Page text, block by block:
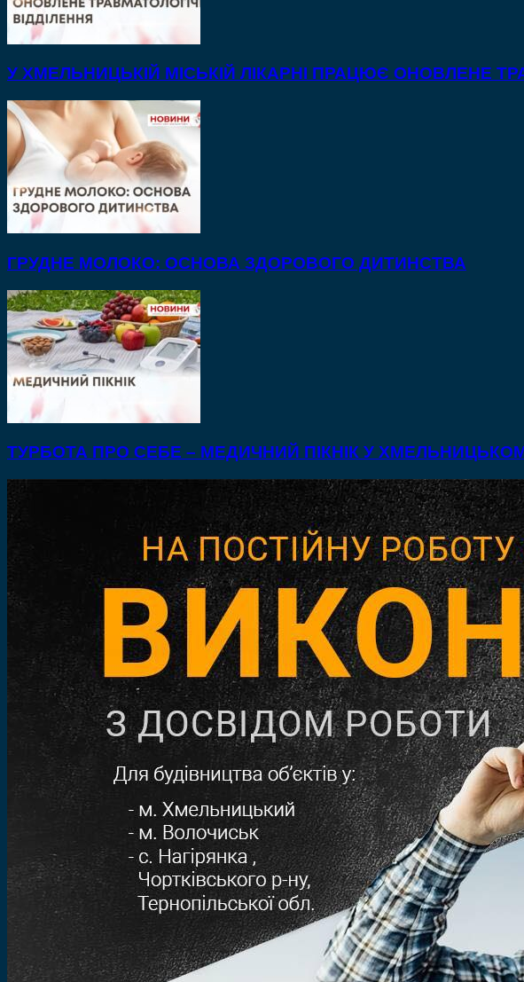
У ХМЕЛЬНИЦЬКІЙ МІСЬКІЙ ЛІКАРНІ ПРАЦЮЄ ОНОВЛЕНЕ
ГРУДНЕ МОЛОКО: ОСНОВА ЗДОРОВОГО ДИТИНСТВА
ТУРБОТА ПРО СЕБЕ – МЕДИЧНИЙ ПІКНІК У